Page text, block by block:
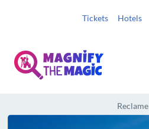
Tickets Hotels
Reclame